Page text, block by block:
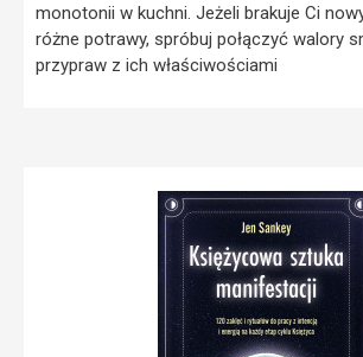
monotonii w kuchni. Jeżeli brakuje Ci
różne potrawy, spróbuj połączyć walory
przypraw z ich właściwościami